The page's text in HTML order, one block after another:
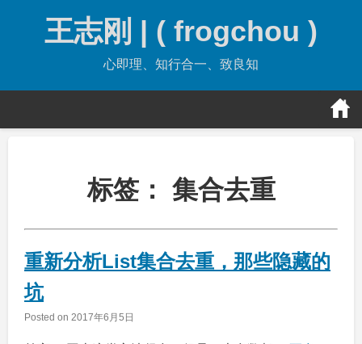
王志刚 | ( frogchou )
心即理、知行合一、致良知
标签： 集合去重
重新分析List集合去重，那些隐藏的
坑
Posted on 2017年6月5日